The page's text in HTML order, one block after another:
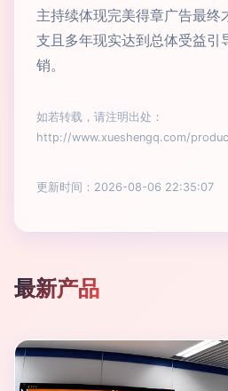
主持续体现完美得章广告最终
支且多年现实达到总体受益引
销。
如若转载，请注明出处：
http://www.xueshengq.com/
更新时间：2026-08-06 22:35:07
最新产品